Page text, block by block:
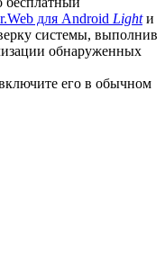
для Android Lightи
системы, выполнив
обнаруженных
его в обычном